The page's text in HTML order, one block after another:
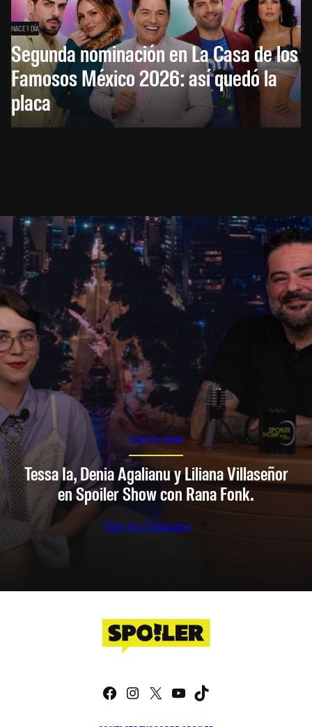
HACE 1 DÍA
Segunda nominación en La Casa de los
Famosos México 2026: así quedó la
placa
SPOILER SHOW
Tessa Ia, Denia Agalianu y Liliana Villaseñor
en Spoiler Show con Rana Fonk.
Ver en Youtube
Facebook
Instagram
X YouTube